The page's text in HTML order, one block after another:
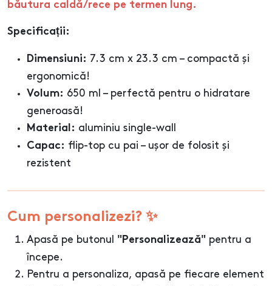
băutura caldă/rece pe termen lung.
Specificații:
Dimensiuni: 7.3 cm x 23.3 cm – compactă și
ergonomică!
Volum: 650 ml – perfectă pentru o hidratare
generoasă!
Material: aluminiu single-wall
Capac: flip-top cu pai – ușor de folosit și
rezistent
Cum personalizezi? ✨
Apasă pe butonul "Personalizează" pentru a
începe.
Pentru a personaliza, apasă pe fiecare element